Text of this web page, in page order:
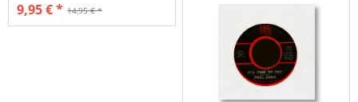
14,95 € *
9,95 € *